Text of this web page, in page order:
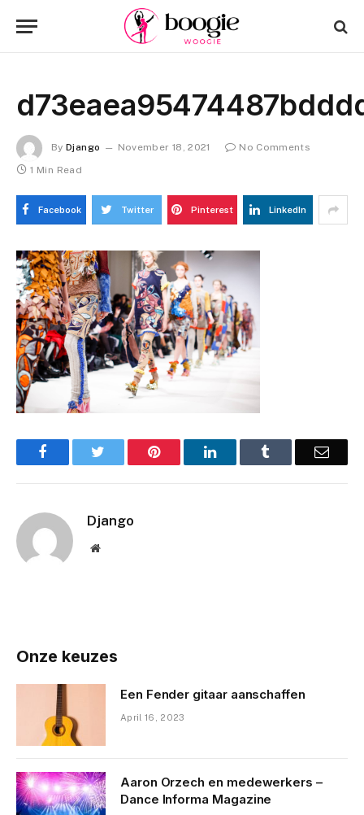
By Django November 18, 2021
No Comments
1 Min Read
Facebook Twitter Pinterest LinkedIn
Facebook Pinterest LinkedIn Email
Django
Website
Onze keuzes
Een Fender gitaar aanschaffen
April 16, 2023
Aaron Orzech en medewerkers –
Dance Informa Magazine